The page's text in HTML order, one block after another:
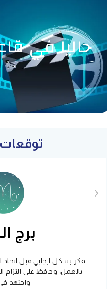
حاليا في
توقعات
برج
فكر بشكل ايجابي قبل اتخاذ
بالعمل، وحافظ على التزام
واجتهد